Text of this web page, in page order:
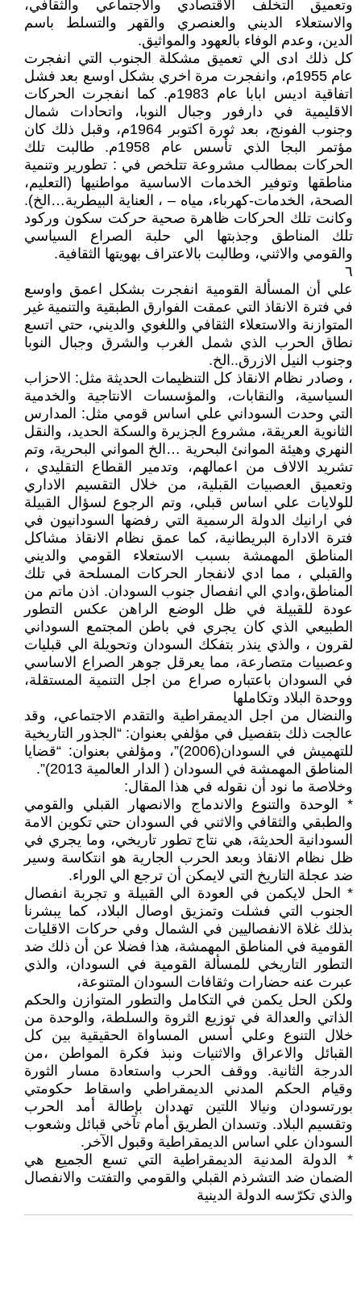
وتعميق التخلف الاقتصادي والاجتماعي والثقافي،
والاستعلاء الديني والعنصري والقهر والتسلط باسم
الدين، وعدم الوفاء بالعهود والمواثيق.
كل ذلك ادى الي تعميق مشكلة الجنوب التي انفجرت
عام 1955م، وانفجرت مرة اخري بشكل اوسع بعد فشل
اتفاقية اديس ابابا عام 1983م. كما انفجرت الحركات
الاقليمية في دارفور وجبال النوبا، واتحادات شمال
وجنوب الفونج، بعد ثورة اكتوبر 1964م، وقبل ذلك كان
مؤتمر البجا الذي تأسس عام 1958م. طالبت تلك
الحركات بمطالب مشروعة تتلخص في : تطورير وتنمية
مناطقها وتوفير الخدمات الاساسية مواطنيها (التعليم،
الصحة، الخدمات-كهرباء، مياه – ، العناية البيطرية…الخ).
وكانت تلك الحركات ظاهرة صحية حركت سكون وركود
تلك المناطق وجذبتها الي حلبة الصراع السياسي
والقومي والاثني، وطالبت بالاعتراف بهويتها الثقافية.
٦
علي أن المسألة القومية انفجرت بشكل اعمق واوسع
في فترة الانقاذ التي عمقت الفوارق الطبقية والتنمية غير
المتوازنة والاستعلاء الثقافي واللغوي والديني، حتي اتسع
نطاق الحرب الذي شمل الغرب والشرق وجبال النوبا
وجنوب النيل الازرق..الخ.
، وصادر نظام الانقاذ كل التنظيمات الحديثة مثل: الاحزاب
السياسية، والنقابات، والمؤسسات الانتاجية والخدمية
التي وحدت السوداني علي اساس قومي مثل: المدارس
الثانوية العريقة، مشروع الجزيرة والسكة الحديد، والنقل
النهري وهيئة الموانئ البحرية …الخ المواني البحرية، وتم
تشريد الالاف من اعمالهم، وتدمير القطاع التقليدي ،
وتعميق العصبيات القبلية، من خلال التقسيم الاداري
للولايات علي اساس قبلي، وتم الرجوع لسؤال القبيلة
في ارانيك الدولة الرسمية التي رفضها السودانيون في
فترة الادارة البريطانية، كما عمق نظام الانقاذ مشاكل
المناطق المهمشة بسبب الاستعلاء القومي والديني
والقبلي ، مما ادي لانفجار الحركات المسلحة في تلك
المناطق،وادي الي انفصال جنوب السودان. اذن ماتم من
عودة للقبيلة في ظل الوضع الراهن عكس التطور
الطبيعي الذي كان يجري في باطن المجتمع السوداني
لقرون ، والذي ينذر بتفكك السودان وتحويلة الي قبليات
وعصبيات متصارعة، مما يعرقل جوهر الصراع الاساسي
في السودان باعتباره صراع من اجل التنمية المستقلة،
ووحدة البلاد وتكاملها
والنضال من اجل الديمقراطية والتقدم الاجتماعي، وقد
عالجت ذلك بتفصيل في مؤلفي بعنوان: “الجذور التاريخية
للتهميش في السودان(2006)”، ومؤلفي بعنوان: “قضايا
المناطق المهمشة في السودان ( الدار العالمية 2013)”.
وخلاصة ما نود أن نقوله في هذا المقال:
* الوحدة والتنوع والاندماج والانصهار القبلي والقومي
والطبقي والثقافي والاثني في السودان حتي تكوين الامة
السودانية الحديثة، هي نتاج تطور تاريخي، وما يجري في
ظل نظام الانقاذ وبعد الحرب الجارية هو انتكاسة وسير
ضد عجلة التاريخ التي لايمكن أن ترجع الي الوراء.
* الحل لايكمن في العودة الي القبيلة و تجربة انفصال
الجنوب التي فشلت وتمزيق اوصال البلاد، كما يبشرنا
بذلك غلاة الانفصاليين في الشمال وفي حركات الاقليات
القومية في المناطق المهمشة، هذا فضلا عن أن ذلك ضد
التطور التاريخي للمسألة القومية في السودان، والذي
عبرت عنه حضارات وثقافات السودان المتنوعة،
ولكن الحل يكمن في التكامل والتطور المتوازن والحكم
الذاتي والعدالة في توزيع الثروة والسلطة، والوحدة من
خلال التنوع وعلي أسس المساواة الحقيقية بين كل
القبائل والاعراق والاثنيات ونبذ فكرة المواطن ،من
الدرجة الثانية. ووقف الحرب واستعادة مسار الثورة
وقيام الحكم المدني الديمقراطي واسقاط حكومتي
بورتسودان ونيالا اللتين تهددان بإطالة أمد الحرب
وتقسيم البلاد. وتسدان الطريق أمام تآخي قبائل وشعوب
السودان علي اساس الديمقراطية وقبول الآخر.
* الدولة المدنية الديمقراطية التي تسع الجميع هي
الضمان ضد التشرذم القبلي والقومي والتفتت والانفصال
والذي تكرّسه الدولة الدينية